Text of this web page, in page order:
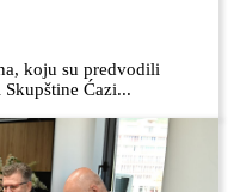
koju su predvodili
Ćazi...